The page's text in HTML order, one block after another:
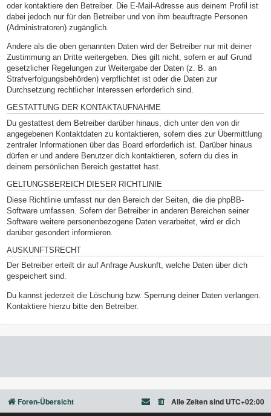
oder kontaktiere den Betreiber. Die E-Mail-Adresse aus deinem Profil ist
dabei jedoch nur für den Betreiber und von ihm beauftragte Personen
(Administratoren) zugänglich.
Andere als die oben genannten Daten wird der Betreiber nur mit deiner
Zustimmung an Dritte weitergeben. Dies gilt nicht, sofern er auf Grund
gesetzlicher Regelungen zur Weitergabe der Daten (z. B. an
Strafverfolgungsbehörden) verpflichtet ist oder die Daten zur
Durchsetzung rechtlicher Interessen erforderlich sind.
GESTATTUNG DER KONTAKTAUFNAHME
Du gestattest dem Betreiber darüber hinaus, dich unter den von dir
angegebenen Kontaktdaten zu kontaktieren, sofern dies zur Übermittlung
zentraler Informationen über das Board erforderlich ist. Darüber hinaus
dürfen er und andere Benutzer dich kontaktieren, sofern du dies in
deinem persönlichen Bereich gestattet hast.
GELTUNGSBEREICH DIESER RICHTLINIE
Diese Richtlinie umfasst nur den Bereich der Seiten, die die phpBB-
Software umfassen. Sofern der Betreiber in anderen Bereichen seiner
Software weitere personenbezogene Daten verarbeitet, wird er dich
darüber gesondert informieren.
AUSKUNFTSRECHT
Der Betreiber erteilt dir auf Anfrage Auskunft, welche Daten über dich
gespeichert sind.
Du kannst jederzeit die Löschung bzw. Sperrung deiner Daten verlangen.
Kontaktiere hierzu bitte den Betreiber.
Foren-Übersicht Alle Zeiten sind UTC+02:00